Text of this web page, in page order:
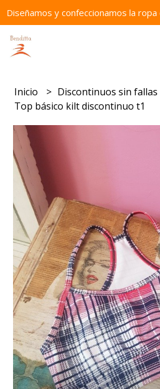
Diseñamos y confeccionamos la
Inicio Discontinuos sin fallas
Top básico kilt discontinuo t1